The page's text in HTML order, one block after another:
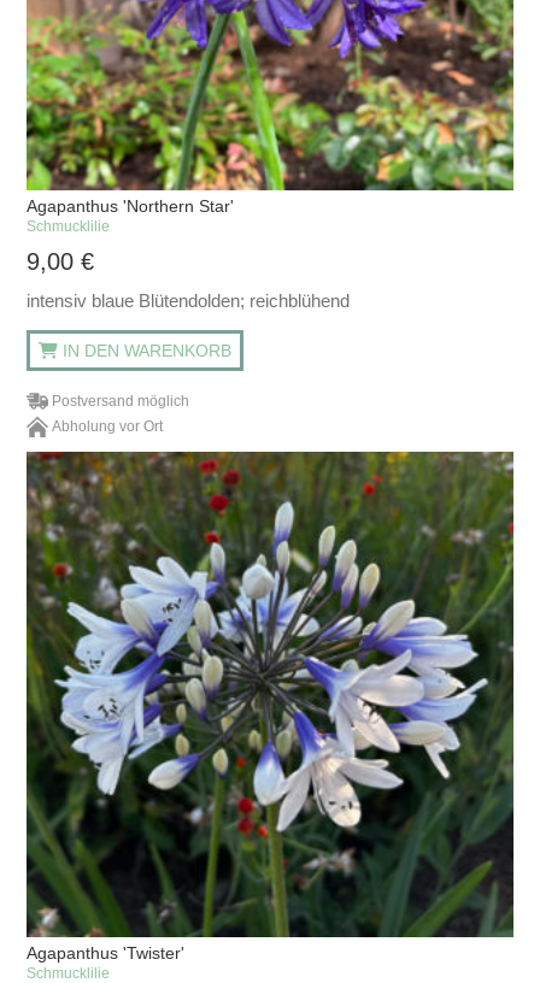
Agapanthus 'Northern Star'
Schmucklilie
9,00€
intensiv blaue Blütendolden; reichblühend
IN DEN WARENKORB
Postversand möglich
Abholung vor Ort
Agapanthus 'Twister'
Schmucklilie